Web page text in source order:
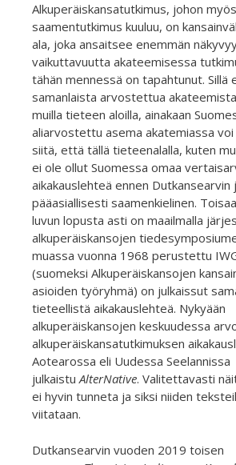
Alkuperäiskansatutkimus, johon myös
saamentutkimus kuuluu, on
ala, joka ansaitsee enemmän
vaikuttavuutta akateemisessa
tähän mennessä on tapahtunut. Sillä
samanlaista arvostettua
muilla tieteen aloilla, ainakaan
aliarvostettu asema akatemiassa
siitä, että tällä tieteenalalla, kuten
ei ole ollut Suomessa omaa
aikakauslehteä ennen Dutkansearvin
pääasiallisesti saamenkielinen.
luvun lopusta asti on maailmalla
alkuperäiskansojen
muassa vuonna 1968 perustettu
(suomeksi Alkuperäiskansojen
asioiden työryhmä) on julkaissut
tieteellistä aikakauslehteä. Nykyään
alkuperäiskansojen keskuudessa
alkuperäiskansatutkimuksen
Aotearossa eli Uudessa Seelannissa
julkaistuAlterNative. Valitettavasti
ei hyvin tunneta ja siksi niiden
viitataan.
Dutkansearvin vuoden 2019 toisen